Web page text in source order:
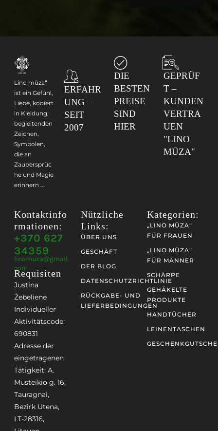
Lino mūza“
ist ein Gefühl,
Liebe, kodiert
in Kleidung,
begleitenden
Zeichen,
Symbolen,
die an
Zaubersprüc
he und Magie
erinnern ...
ERFAHR
UNG –
SEIT
2007
DIE
BESTEN
PREISE
SIND
HIER
GEPRÜF
T –
KUNDEN
VERTRA
UEN
"LINO
MŪZA"
Kontaktinfo
Rmationen:
+370 627
34359
linomuza@gmail.
com
Requisiten
Justina
Žebelienė
Individueller
Aktivitätscode:
690831
Adresse der
eingetragenen
Tätigkeit: A.
Musteikio g. 16,
Tauragnai,
Bezirk Utena,
LT-28316,
Nützliche
Links:
ÜBER UNS
GESCHÄFT
DER BLOG
DATENSCHUTZRICHTLINIE
RÜCKGABE- UND
LIEFERBEDINGUNGEN
Kategorien:
„LINO MŪZA“
FÜR FRAUEN
„LINO MŪZA“
FÜR MÄNNER
SCHÄRPE
GEHÄKELTE
PRODUKTE
HANDTÜCHER
LEINENTASCHEN